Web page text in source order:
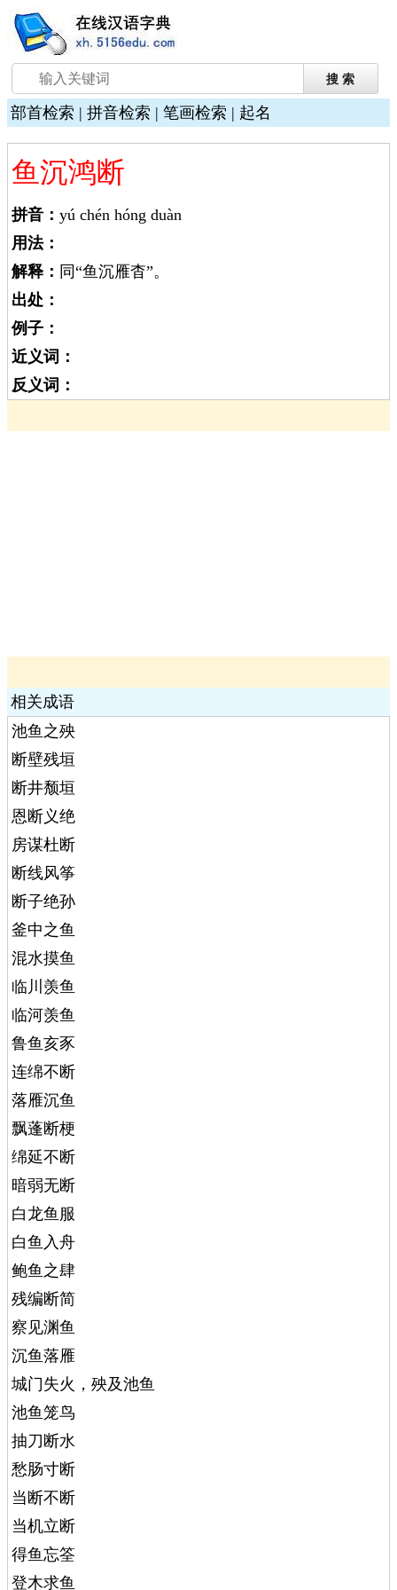
部首检索 | 拼音检索 | 笔画检索 | 起名
鱼沉鸿断
拼音： yú chén hóng duàn
用法：
解释： 同“鱼沉雁杳”。
出处：
例子：
近义词：
反义词：
相关成语
池鱼之殃
断壁残垣
断井颓垣
恩断义绝
房谋杜断
断线风筝
断子绝孙
釜中之鱼
混水摸鱼
临川羡鱼
临河羡鱼
鲁鱼亥豕
连绵不断
落雁沉鱼
飘蓬断梗
绵延不断
暗弱无断
白龙鱼服
白鱼入舟
鲍鱼之肆
残编断简
察见渊鱼
沉鱼落雁
城门失火，殃及池鱼
池鱼笼鸟
抽刀断水
愁肠寸断
当断不断
当机立断
得鱼忘筌
登木求鱼